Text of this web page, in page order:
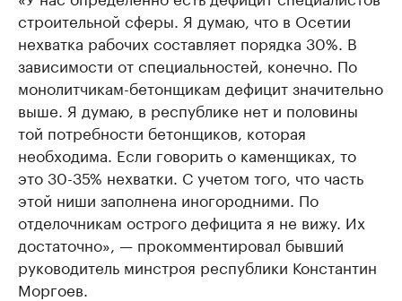
строительной сферы. Я думаю, что в Осетии
нехватка рабочих составляет порядка 30%. В
зависимости от специальностей, конечно. По
монолитчикам-бетонщикам дефицит значительно
выше. Я думаю, в республике нет и половины
той потребности бетонщиков, которая
необходима. Если говорить о каменщиках, то
это 30-35% нехватки. С учетом того, что часть
этой ниши заполнена иногородними. По
отделочникам острого дефицита я не вижу. Их
достаточно», — прокомментировал бывший
руководитель минстроя республики Константин
Моргоев.